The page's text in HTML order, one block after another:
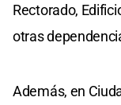
Rectorado,
otras
Además, en